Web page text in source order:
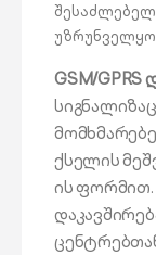
GSM/
ქსელის
ის ფორმით.
ცენტრებთან